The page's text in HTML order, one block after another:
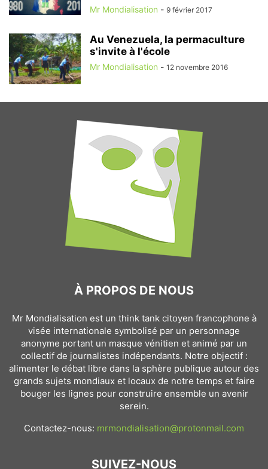
Mr Mondialisation - 9 février 2017
Au Venezuela, la permaculture
s'invite à l'école
Mr Mondialisation - 12 novembre 2016
À PROPOS DE NOUS
Mr Mondialisation est un think tank citoyen francophone à
visée internationale symbolisé par un personnage
anonyme portant un masque vénitien et animé par un
collectif de journalistes indépendants. Notre objectif :
alimenter le débat libre dans la sphère publique autour des
grands sujets mondiaux et locaux de notre temps et faire
bouger les lignes pour construire ensemble un avenir
serein.
Contactez-nous: mrmondialisation@protonmail.com
SUIVEZ-NOUS